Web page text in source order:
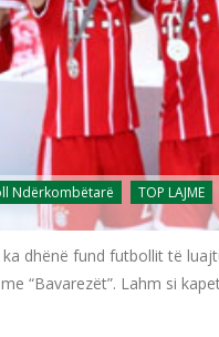
Ndërkombëtarë TOP LAJME
dhënë fund futbollit të
“Bavarezët”. Lahm si